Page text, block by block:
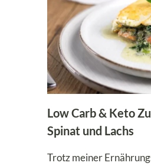
Low Carb & Keto
Spinat und Lachs
Trotz meiner